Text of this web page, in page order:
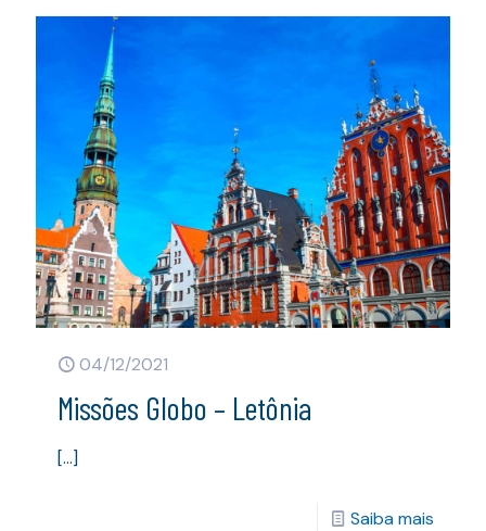
04/12/2021
Missões Globo – Letônia
[…]
Saiba mais